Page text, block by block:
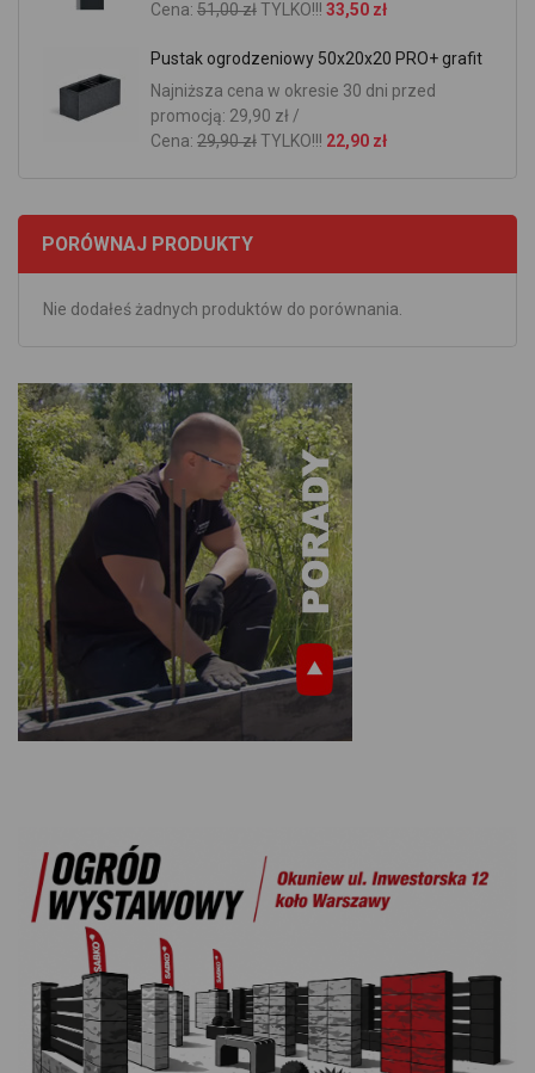
Cena: 51,00 złTYLKO!!! 33,50 zł
Pustak ogrodzeniowy 50x20x20 PRO+ grafit
Najniższa cena w okresie 30 dni przed
promocją: 29,90 zł /
Cena: 29,90 złTYLKO!!! 22,90 zł
PORÓWNAJ PRODUKTY
Nie dodałeś żadnych produktów do porównania.